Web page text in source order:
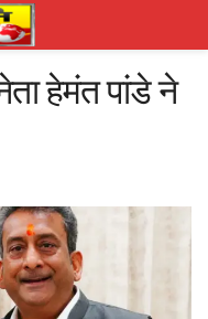
हेमंत पांडे ने